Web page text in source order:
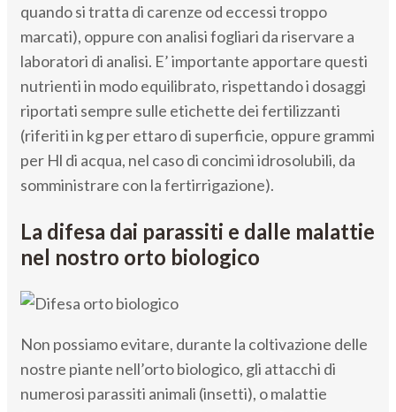
quando si tratta di carenze od eccessi troppo
marcati), oppure con analisi fogliari da riservare a
laboratori di analisi. E’ importante apportare questi
nutrienti in modo equilibrato, rispettando i dosaggi
riportati sempre sulle etichette dei fertilizzanti
(riferiti in kg per ettaro di superficie, oppure grammi
per Hl di acqua, nel caso di concimi idrosolubili, da
somministrare con la fertirrigazione).
La difesa dai parassiti e dalle malattie
nel nostro orto biologico
Non possiamo evitare, durante la coltivazione delle
nostre piante nell’orto biologico, gli attacchi di
numerosi parassiti animali (insetti), o malattie